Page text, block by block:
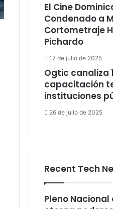
El Cine
Condenado a
Cortometraje
Pichardo
17 de julio de 2025
Ogtic canaliza
capacitación
instituciones
26 de julio de 2025
Recent Tech
Pleno